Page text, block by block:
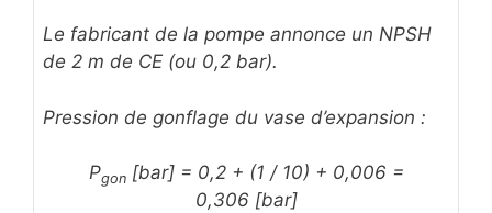
Le fabricant de la pompe annonce un NPSH
de 2 m de CE (ou 0,2 bar).
Pression de gonflage du vase d’expansion :
Pgon[bar] = 0,2 + (1 / 10) + 0,006 =
0,306 [bar]